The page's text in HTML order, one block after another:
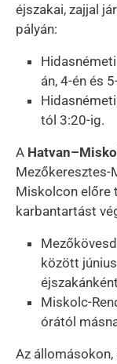
éjszakai, zajjal
pályán:
án, 4-én és
tól 3:20-ig.
A
Mezőkeresztes-
Miskolcon előre
karbantartást
között
Miskolc-
órától
Az